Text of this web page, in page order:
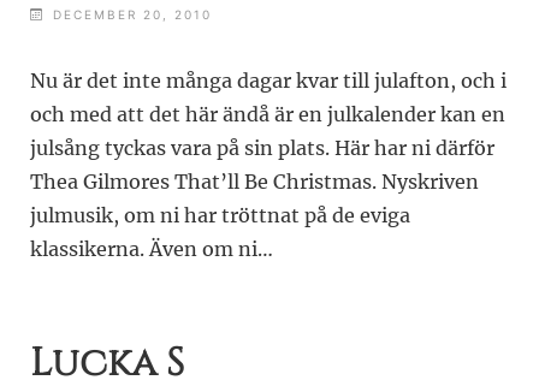
DECEMBER 20, 2010
Nu är det inte många dagar kvar till julafton, och i
och med att det här ändå är en julkalender kan en
julsång tyckas vara på sin plats. Här har ni därför
Thea Gilmores That’ll Be Christmas. Nyskriven
julmusik, om ni har tröttnat på de eviga
klassikerna. Även om ni…
Lucka S